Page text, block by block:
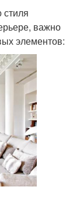
стиля
важно
элементов: